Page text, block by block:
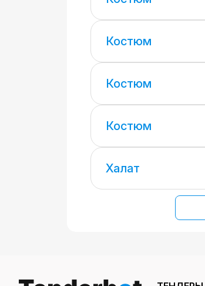
Костюм
Костюм
Костюм
Халат